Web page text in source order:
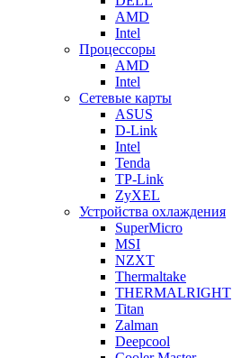
AMD
Intel
Процессоры
AMD
Intel
Сетевые карты
ASUS
D-Link
Intel
Tenda
TP-Link
ZyXEL
Устройства охлаждения
SuperMicro
MSI
NZXT
Thermaltake
THERMALRIGHT
Titan
Zalman
Deepcool